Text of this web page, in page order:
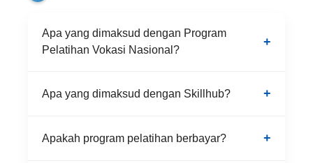
Apa yang dimaksud dengan Program
Pelatihan Vokasi Nasional?
Apa yang dimaksud dengan Skillhub?
Apakah program pelatihan berbayar?